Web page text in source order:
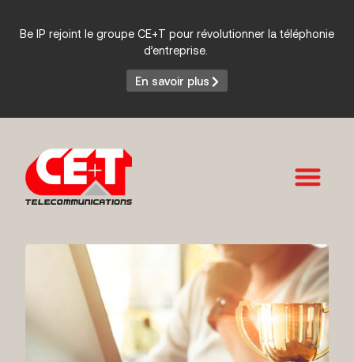
Be IP rejoint le groupe CE+T pour révolutionner la téléphonie
d’entreprise.
En savoir plus